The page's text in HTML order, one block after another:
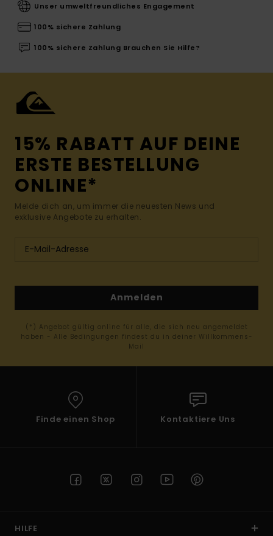
Unser umweltfreundliches Engagement
100% sichere Zahlung
100% sichere Zahlung Brauchen Sie Hilfe?
15% RABATT AUF DEINE
ERSTE BESTELLUNG
ONLINE*
Melde dich an, um immer die neuesten News und
exklusive Angebote zu erhalten.
Anmelden
(*) Angebot gültig online für alle, die sich neu angemeldet
haben - Alle Bedingungen findest du in deiner Willkommens-
Mail
Finde einen Shop Kontaktiere Uns
HILFE